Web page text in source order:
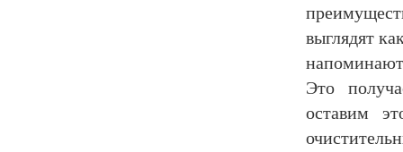
выглядят
Это
оставим